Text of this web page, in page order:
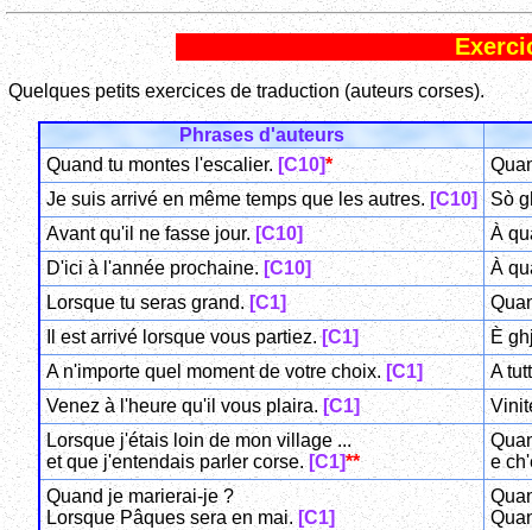
Quelques petits exercices de traduction (auteurs corses).
Phrases d'auteurs
Quand tu montes l'escalier. [C10]*
Je suis arrivé en même temps que les autres. [C10]
Sò
Avant qu'il ne fasse jour.[C10]
À
D'ici à l'année prochaine. [C10]
À
Lorsque tu seras grand.[C1]
Il est arrivé lorsque vous partiez.[C1]
È
A n'importe quel moment de votre choix. [C1]
A
Venez à l'heure qu'il vous plaira. [C1]
Lorsque j'étais loin de mon village ...
et que j'entendais parler corse. [C1]**
e
Quand je marierai-je ?
Lorsque Pâques sera en mai. [C1]